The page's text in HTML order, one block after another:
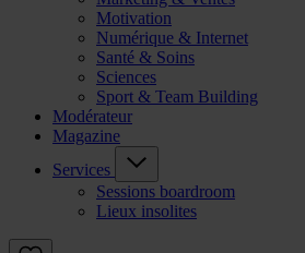
Motivation
Numérique & Internet
Santé & Soins
Sciences
Sport & Team Building
Modérateur
Magazine
Services
Sessions boardroom
Lieux insolites